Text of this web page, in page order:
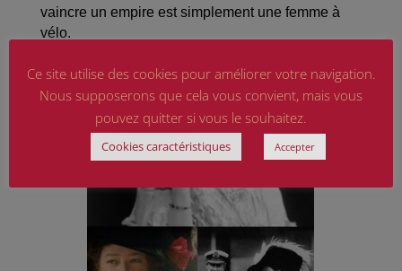
vaincre un empire est simplement une femme à
vélo.
Ce site utilise des cookies pour améliorer votre navigation.
Nous supposerons que cela vous convient, mais vous
pouvez quitter si vous le souhaitez.
Cookies caractéristiques Accepter